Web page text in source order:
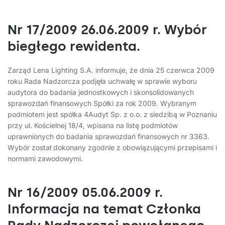
Nr 17/2009 26.06.2009 r. Wybór
biegłego rewidenta.
Zarząd Lena Lighting S.A. informuje, że dnia 25 czerwca 2009
roku Rada Nadzorcza podjęła uchwałę w sprawie wyboru
audytora do badania jednostkowych i skonsolidowanych
sprawozdań finansowych Spółki za rok 2009. Wybranym
podmiotem jest spółka 4Audyt Sp. z o.o. z siedzibą w Poznaniu
przy ul. Kościelnej 18/4, wpisana na listę podmiotów
uprawnionych do badania sprawozdań finansowych nr 3363.
Wybór został dokonany zgodnie z obowiązującymi przepisami i
normami zawodowymi.
Nr 16/2009 05.06.2009 r.
Informacja na temat Członka